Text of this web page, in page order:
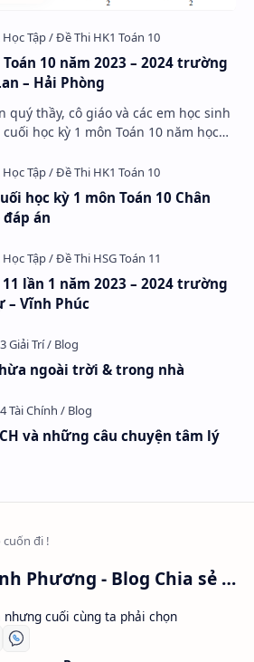
10 năm 2023 – 2024 trường
– Hải Phòng
quý thầy, cô giáo và các em học sinh
học kỳ 1 môn Toán 10 năm học
học kỳ 1 môn Toán 10 Chân
đáp án
11 lần 1 năm 2023 – 2024 trường
– Vĩnh Phúc
ngoài trời & trong nhà
và những câu chuyện tâm lý
Nguyễn Minh Phương - Blog Chia sẻ Kiến thức Chứng khoán & Tài liệu Toán học
cuối cùng ta phải chọn